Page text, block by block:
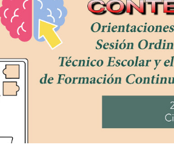
sus alumnos. Recordamos también que
compartimos con fines informativos y
labor como agentes de la educación. 👏
completo en la siguiente liga 👇
¡Gracias por tu visita! 😉 Publicamos
compartir nuestra página y unirte a
contenido educativo. 👉 Grupo de